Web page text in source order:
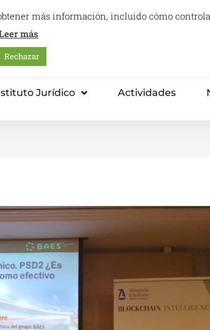
Jurídico Actividades
más información, incluido cómo
más
Rechazar